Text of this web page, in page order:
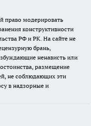
право модерировать
конструктивности
РФ и РК. На сайте не
брань,
ненависть или
размещение
не соблюдающих эти
в надзорные и